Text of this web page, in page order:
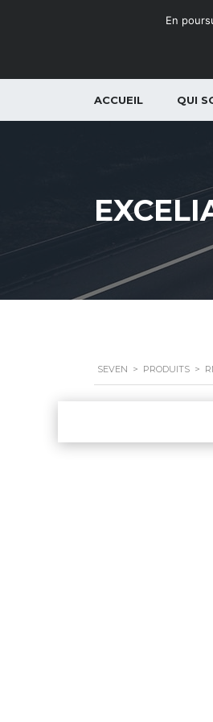
ACCUEIL QUI
SEVEN > PRODUITS >
En